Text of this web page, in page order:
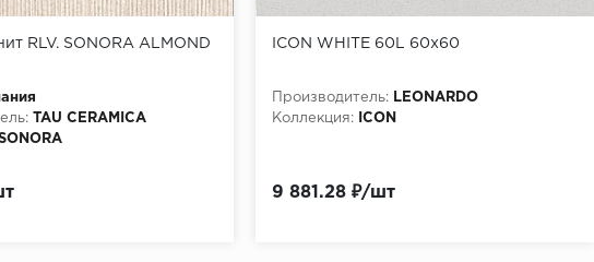
RLV. SONORA ALMOND
TAU CERAMICA
ICON WHITE 60L 60x60
Производитель:
LEONARDO
Коллекция:
ICON
9 881.28 ₽/шт